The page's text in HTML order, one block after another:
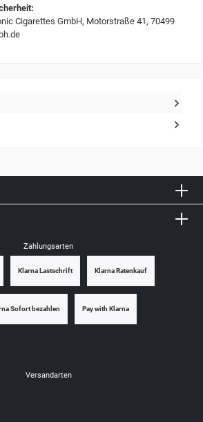
Cigarettes GmbH, Motorstraße 41, 70499
Zahlungsarten
Klarna Lastschrift Klarna Ratenkauf
Sofort bezahlen Pay with Klarna
Versandarten